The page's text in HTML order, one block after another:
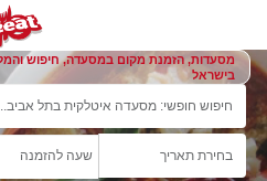
מסעדות, הזמנת מקום במסעדה, חיפוש
בישראל